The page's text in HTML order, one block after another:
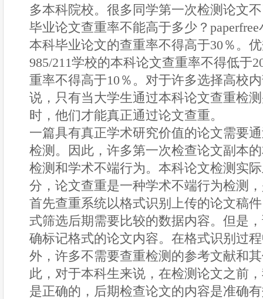
多本科院校。很多同学第一次检测论文
毕业论文查重率不能高于多少？
本科毕业论文的查重率不得高于30％。
985/211学校的本科论文查重率不得低于
重率不得高于10％。对于许多选择高校
说，只有当大学生通过本科论文查重检
时，他们才能真正通过论文查重。
一篇具有真正学术研究价值的论文需要
检测。因此，许多第一次检查论文副本
检测和学术不端行为。本科论文检测实
分，论文查重是一种学术不端行为检测
首先查重系统以格式识别上传的论文稿
式筛选后期需要比较的数据内容。但是
确标记格式的论文内容。在格式识别过
外，许多不需要查重检测的参考文献和
此，对于本科生来说，在检测论文之前
是正确的，后期检查论文的内容是准确